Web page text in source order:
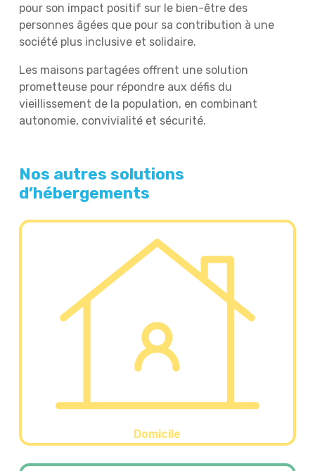
pour son impact positif sur le bien-être des
personnes âgées que pour sa contribution à une
société plus inclusive et solidaire.
Les maisons partagées offrent une solution
prometteuse pour répondre aux défis du
vieillissement de la population, en combinant
autonomie, convivialité et sécurité.
Nos autres solutions
d’hébergements
Domicile